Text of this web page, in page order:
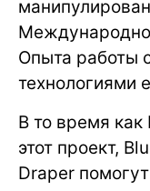
Опыта работы
технологиями
В то время как
этот проект,
Draper